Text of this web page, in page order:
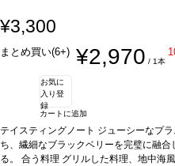
¥3,300
まとめ買い(6+) ¥2,970 / 1本
お気に
入り登
録
カートに追加
テイスティングノート ジューシーなプ
ち、繊細なブラックベリーを完璧に融
る。 合う料理 グリルした料理、地中海